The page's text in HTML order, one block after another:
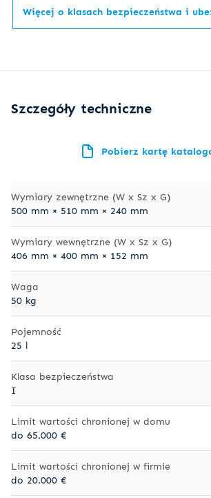
Więcej o klasach bezpieczeństwa i
Szczegóły techniczne
Pobierz kartę
Wymiary zewnętrzne (W x Sz x G)
500 mm × 510 mm × 240 mm
Wymiary wewnętrzne (W x Sz x G)
406 mm × 400 mm × 152 mm
Waga
50 kg
Pojemność
25 l
Klasa bezpieczeństwa
I
Limit wartości chronionej w domu
do 65.000 €
Limit wartości chronionej w firmie
do 20.000 €